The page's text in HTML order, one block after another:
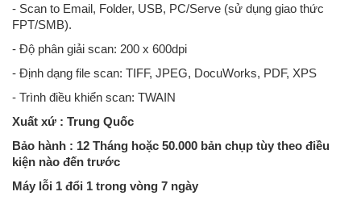
- Scan to Email, Folder, USB, PC/Serve (sử dụng giao thức
FPT/SMB).
- Độ phân giải scan: 200 x 600dpi
- Định dạng file scan: TIFF, JPEG, DocuWorks, PDF, XPS
- Trình điều khiển scan: TWAIN
Xuất xứ : Trung Quốc
Bảo hành : 12 Tháng hoặc 50.000 bản chụp tùy theo điều
kiện nào đến trước
Máy lỗi 1 đổi 1 trong vòng 7 ngày